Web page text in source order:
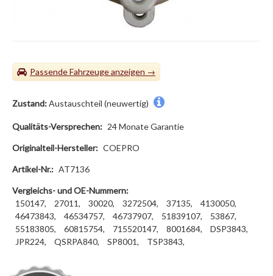
Passende Fahrzeuge
Zustand:Austauschteil (neuwertig)
Qualitäts-Versprechen: 24 Monate Garantie
Originalteil-Hersteller: COEPRO
Artikel-Nr.: AT7136
Vergleichs- und OE-Nummern:
150147,
27011, 30020, 3272504, 37135,
4130050,
46473843,
46534757, 46737907, 51839107,
53867,
55183805,
60815754, 715520147, 8001684,
DSP3843,
JPR224,
QSRPA840, SP8001, TSP3843,